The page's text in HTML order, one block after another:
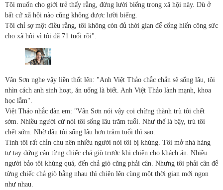
Tôi muốn cho giới trẻ thấy rằng, đừng lười biếng trong xã hội này. Dù ở
bất cứ xã hội nào cũng không được lười biếng.
Tôi chỉ sợ một điều rằng, tôi không còn đủ thời gian để cống hiến công sức
cho xã hội vì tôi đã 71 tuổi rồi".
Vân Sơn nghe vậy liền thốt lên: "Anh Việt Thảo chắc chắn sẽ sống lâu, tôi
nhìn cách anh sinh hoạt, ăn uống là biết. Anh Việt Thảo lành mạnh, khoa
học lắm".
Việt Thảo nhắc đàn em: "Vân Sơn nói vậy coi chừng thành trù tôi chết
sớm. Nhiều người cứ nói tôi sống lâu trăm tuổi. Như thế là bậy, trù tôi
chết sớm. Nhỡ đâu tôi sống lâu hơn trăm tuổi thì sao.
Tính tôi rất chỉn chu nên nhiều người nói tôi bị khùng. Tôi mở nhà hàng
tự tay đứng cân từng chiếc chả giò trước khi chiên cho khách ăn. Nhiều
người bảo tôi khùng quá, đến chả giò cũng phải cân. Nhưng tôi phải cân để
từng chiếc chả giò bằng nhau thì chiên lên cùng một thời gian mới ngon
như nhau.